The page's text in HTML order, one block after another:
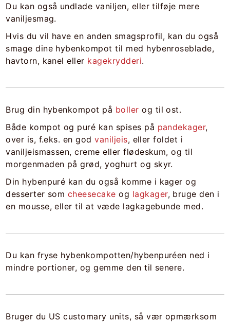
Du kan også undlade vaniljen, eller tilføje mere
vaniljesmag.
Hvis du vil have en anden smagsprofil, kan du også
smage dine hybenkompot til med hybenroseblade,
havtorn, kanel eller kagekrydderi.
Brug din hybenkompot på boller og til ost.
Både kompot og puré kan spises på pandekager,
over is, f.eks. en godvaniljeis, eller foldet i
vaniljeismassen, creme eller flødeskum, og til
morgenmaden på grød, yoghurt og skyr.
Din hybenpuré kan du også komme i kager og
desserter som cheesecake og lagkager, bruge den i
en mousse, eller til at væde lagkagebunde med.
Du kan fryse hybenkompotten/hybenpuréen ned i
mindre portioner, og gemme den til senere.
Bruger du US customary units, så vær opmærksom